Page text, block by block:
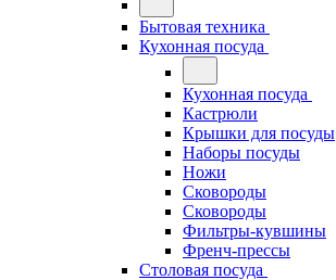
Бытовая техника
Кухонная посуда
Кухонная посуда
Кастрюли
Крышки для посуды
Наборы посуды
Ножи
Сковороды
Сковороды
Фильтры-кувшины
Френч-прессы
Столовая посуда